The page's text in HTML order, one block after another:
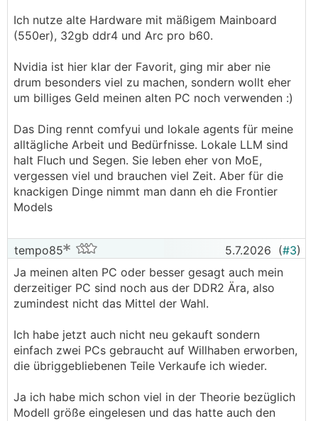
Ich nutze alte Hardware mit mäßigem Mainboard
(550er), 32gb ddr4 und Arc pro b60.
Nvidia ist hier klar der Favorit, ging mir aber nie
drum besonders viel zu machen, sondern wollt eher
um billiges Geld meinen alten PC noch verwenden :)
Das Ding rennt comfyui und lokale agents für meine
alltägliche Arbeit und Bedürfnisse. Lokale LLM sind
halt Fluch und Segen. Sie leben eher von MoE,
vergessen viel und brauchen viel Zeit. Aber für die
knackigen Dinge nimmt man dann eh die Frontier
Models
tempo85 5.7.2026 (#3)
Ja meinen alten PC oder besser gesagt auch mein
derzeitiger PC sind noch aus der DDR2 Ära, also
zumindest nicht das Mittel der Wahl.
Ich habe jetzt auch nicht neu gekauft sondern
einfach zwei PCs gebraucht auf Willhaben erworben,
die übriggebliebenen Teile Verkaufe ich wieder.
Ja ich habe mich schon viel in der Theorie bezüglich
Modell größe eingelesen und das hatte auch den